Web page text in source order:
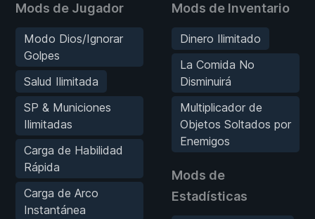
Mods de Jugador
Modo Dios/Ignorar
Golpes
Salud Ilimitada
SP & Municiones
Ilimitadas
Carga de Habilidad
Rápida
Carga de Arco
Instantánea
Mods de Inventario
Dinero Ilimitado
La Comida No
Disminuirá
Multiplicador de
Objetos Soltados por
Enemigos
Mods de
Estadísticas